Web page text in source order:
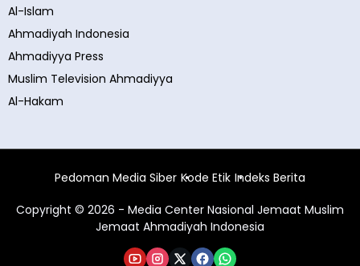
Al-Islam
Ahmadiyah Indonesia
Ahmadiyya Press
Muslim Television Ahmadiyya
Al-Hakam
Pedoman Media Siber Kode Etik Indeks Berita
Copyright © 2026 - Media Center Nasional Jemaat Muslim
Jemaat Ahmadiyah Indonesia